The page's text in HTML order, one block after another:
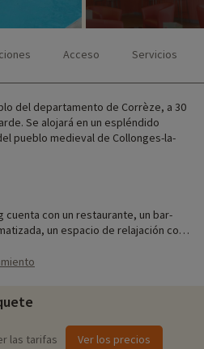
Acceso Servicios
del departamento de Corrèze, a 30
Se alojará en un espléndido
pueblo medieval de Collonges-la-
cuenta con un restaurante, un bar-
un espacio de relajación con
actividades y animaciones para
consta de 70 apartamentos en
Situados en el corazón de un
de vacaciones disponen de
las tarifas Ver los precios